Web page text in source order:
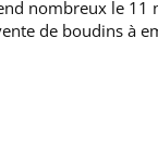
nombreux le
de boudins à